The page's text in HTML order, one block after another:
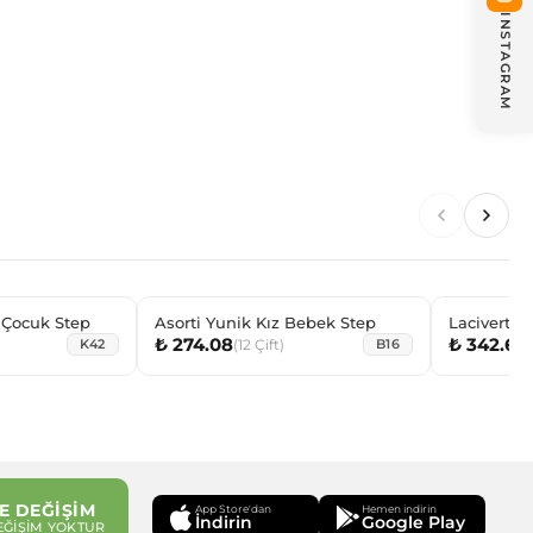
Step
K42
Asorti Yunik Kız Bebek Step
₺ 274.08(12 Çift) B16
Lacivert
₺ 342.60
DEĞİŞİM
YOKTUR
App Store'dan
İndirin
Hemen indirin
Google Play
INSTAGRAM